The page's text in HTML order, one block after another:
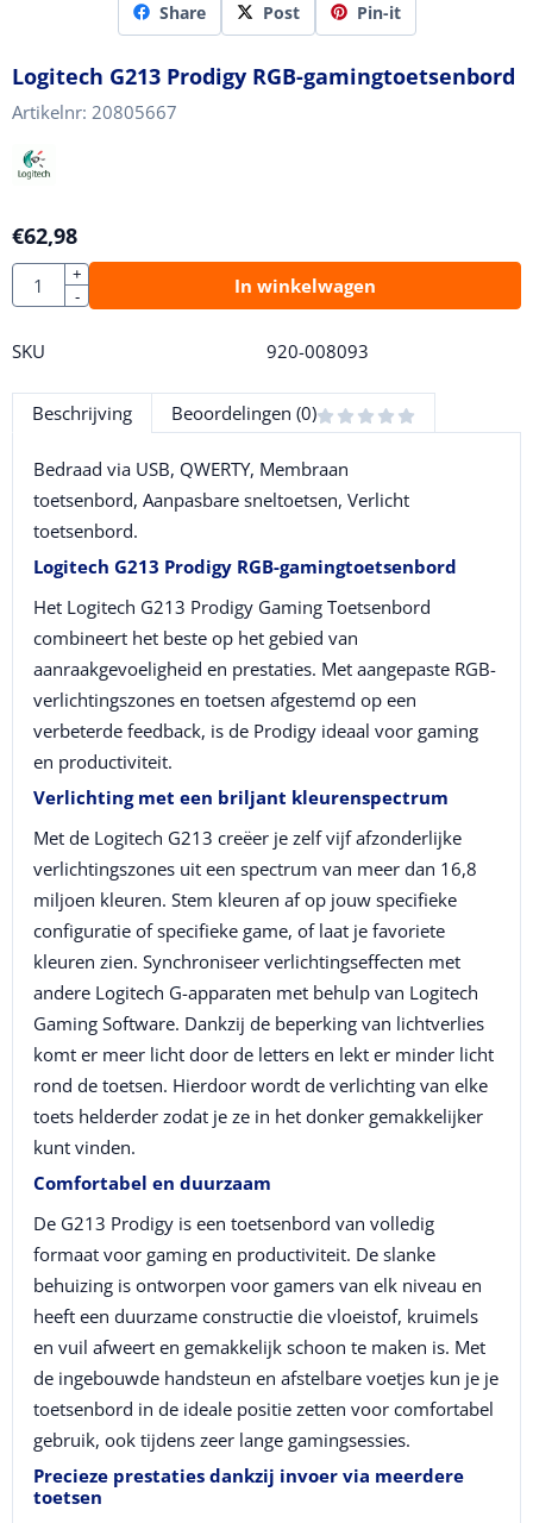
Share Post Pin-it
Logitech G213 Prodigy RGB-gamingtoetsenbord
Artikelnr: 20805667
€62,98
Aantal
+
-
In winkelwagen
SKU 920-008093
Beschrijving Beoordelingen (0)
Bedraad via USB, QWERTY, Membraan
toetsenbord, Aanpasbare sneltoetsen, Verlicht
toetsenbord.
Logitech G213 Prodigy RGB-gamingtoetsenbord
Het Logitech G213 Prodigy Gaming Toetsenbord
combineert het beste op het gebied van
aanraakgevoeligheid en prestaties. Met aangepaste RGB-
verlichtingszones en toetsen afgestemd op een
verbeterde feedback, is de Prodigy ideaal voor gaming
en productiviteit.
Verlichting met een briljant kleurenspectrum
Met de Logitech G213 creëer je zelf vijf afzonderlijke
verlichtingszones uit een spectrum van meer dan 16,8
miljoen kleuren. Stem kleuren af op jouw specifieke
configuratie of specifieke game, of laat je favoriete
kleuren zien. Synchroniseer verlichtingseffecten met
andere Logitech G-apparaten met behulp van Logitech
Gaming Software. Dankzij de beperking van lichtverlies
komt er meer licht door de letters en lekt er minder licht
rond de toetsen. Hierdoor wordt de verlichting van elke
toets helderder zodat je ze in het donker gemakkelijker
kunt vinden.
Comfortabel en duurzaam
De G213 Prodigy is een toetsenbord van volledig
formaat voor gaming en productiviteit. De slanke
behuizing is ontworpen voor gamers van elk niveau en
heeft een duurzame constructie die vloeistof, kruimels
en vuil afweert en gemakkelijk schoon te maken is. Met
de ingebouwde handsteun en afstelbare voetjes kun je je
toetsenbord in de ideale positie zetten voor comfortabel
gebruik, ook tijdens zeer lange gamingsessies.
Precieze prestaties dankzij invoer via meerdere
toetsen